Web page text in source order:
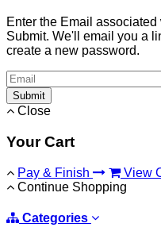
Enter the Email
Submit. We'll email you a
create a new password.
Submit
Close
Your Cart
Pay & Finish
View
Continue Shopping
Categories